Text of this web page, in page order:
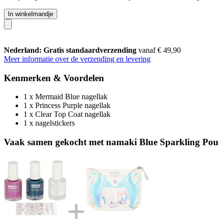
In winkelmandje
Nederland: Gratis standaardverzending vanaf € 49,90
Meer informatie over de verzending en levering
Kenmerken & Voordelen
1 x Mermaid Blue nagellak
1 x Princess Purple nagellak
1 x Clear Top Coat nagellak
1 x nagelstickers
Vaak samen gekocht met namaki Blue Sparkling